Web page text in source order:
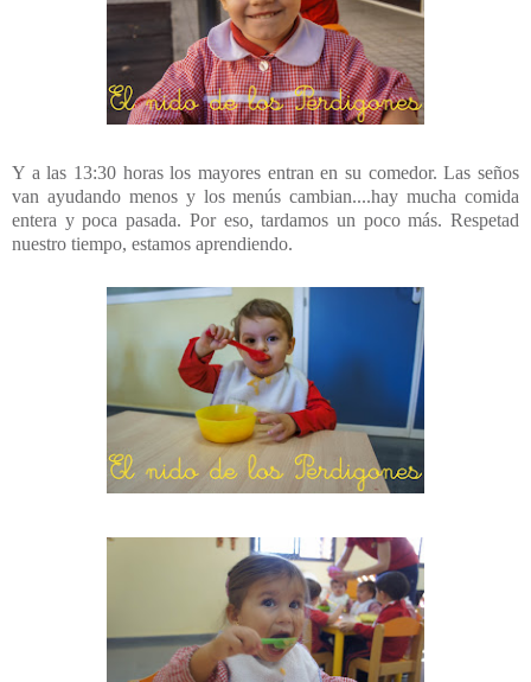
Y a las 13:30 horas los mayores entran en su comedor. Las seños
van ayudando menos y los menús cambian....hay mucha comida
entera y poca pasada. Por eso, tardamos un poco más. Respetad
nuestro tiempo, estamos aprendiendo.